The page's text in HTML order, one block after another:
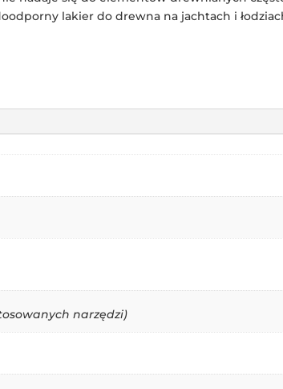
lakier do drewna na jachtach i
narzędzi)